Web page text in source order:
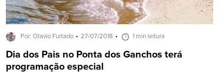
Por: Otavio Furtado 27/07/2018 1 min leitura
Dia dos Pais no Ponta dos Ganchos terá
programação especial